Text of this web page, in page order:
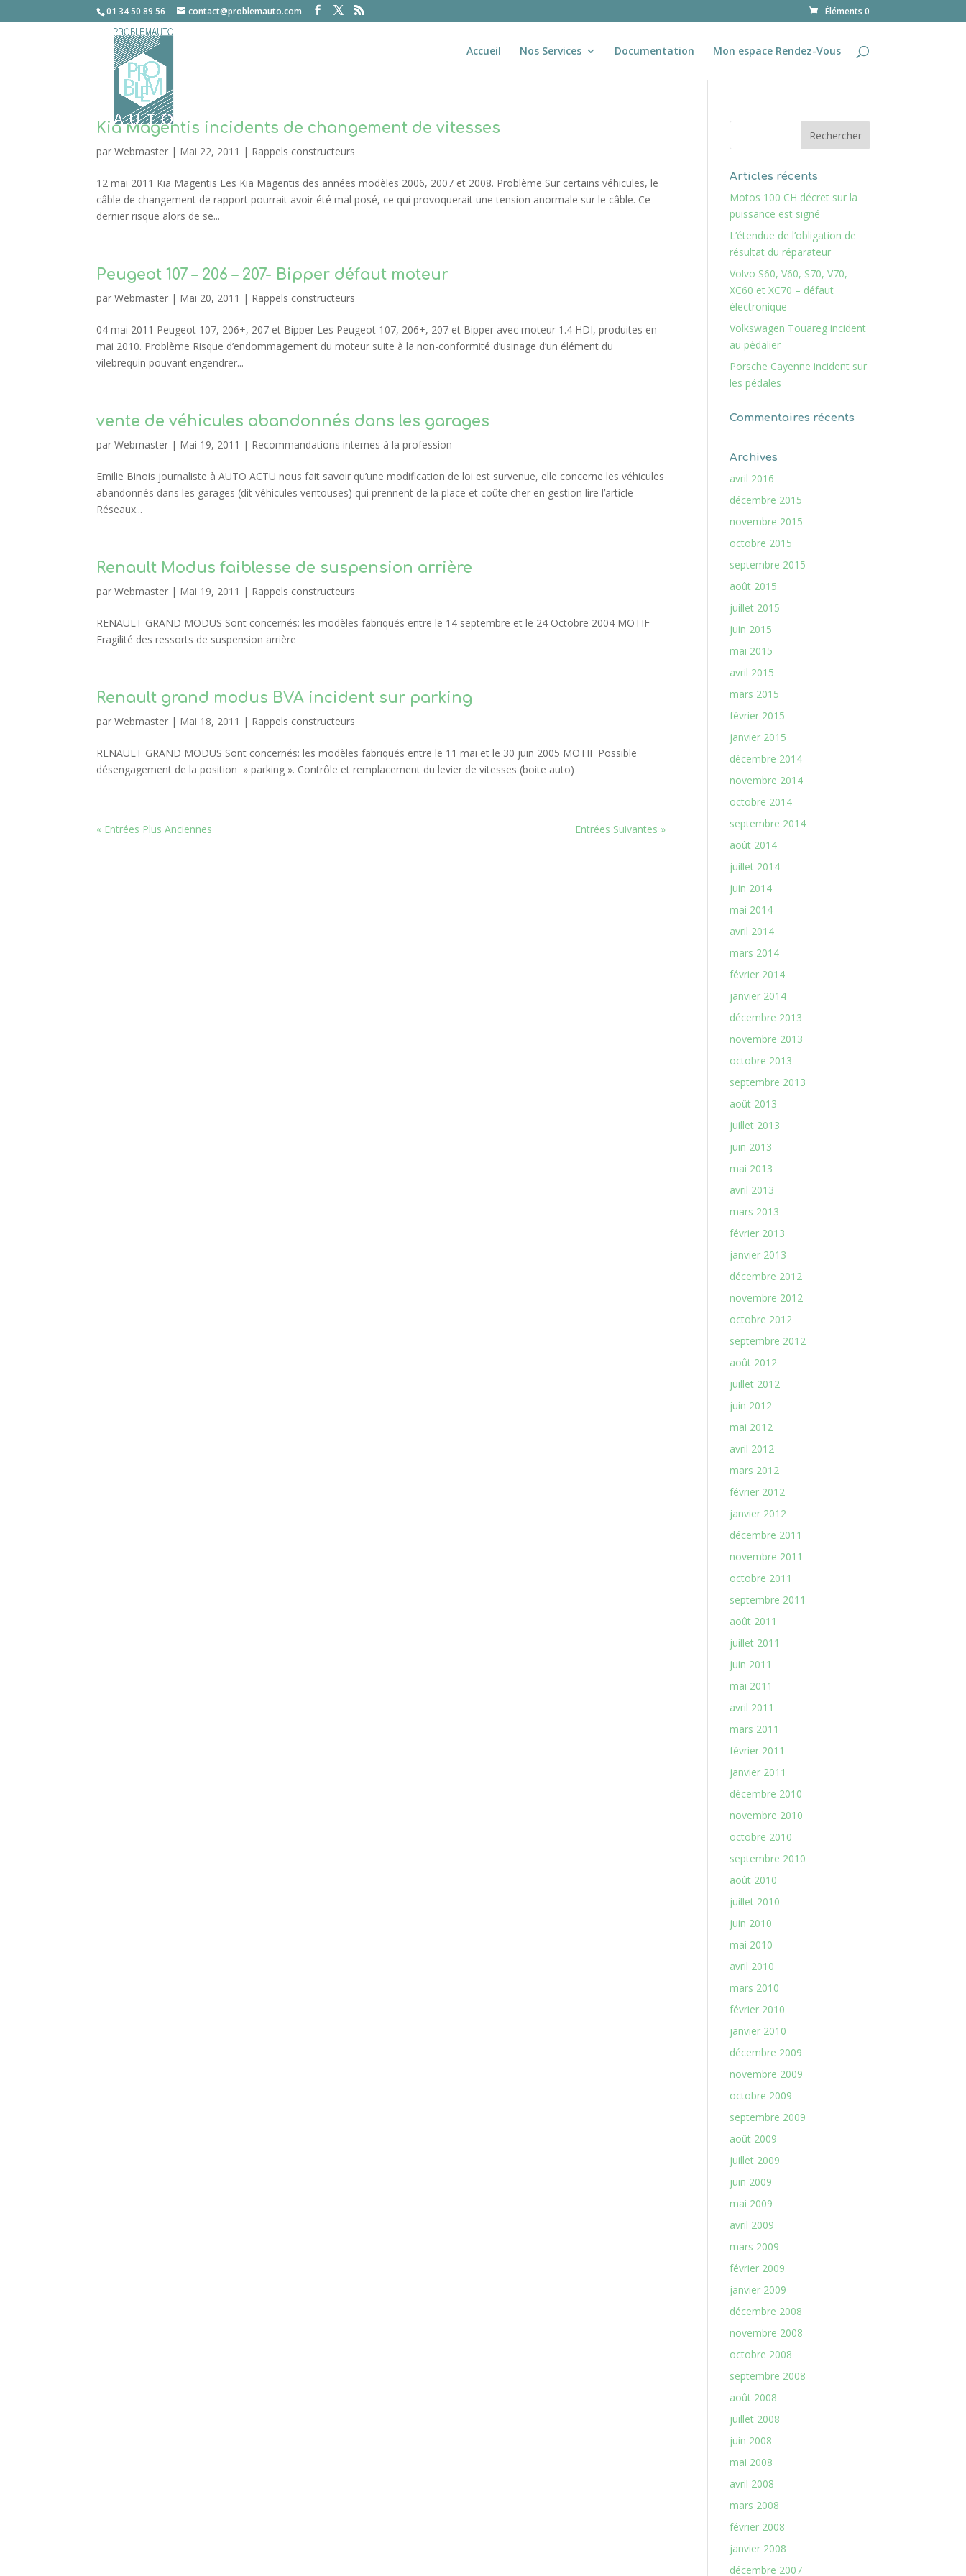
01 34 50 89 56 contact@problemauto.com Éléments 0
Accueil Nos Services Documentation Mon espace Rendez-Vous
Kia Magentis incidents de changement de vitesses
parWebmaster | Mai 22, 2011 | Rappels constructeurs
12 mai 2011 Kia Magentis Les Kia Magentis des années modèles 2006, 2007 et 2008. Problème Sur certains véhicules, le
câble de changement de rapport pourrait avoir été mal posé, ce qui provoquerait une tension anormale sur le câble. Ce
dernier risque alors de se...
Peugeot 107 – 206 – 207- Bipper défaut moteur
parWebmaster | Mai 20, 2011 | Rappels constructeurs
04 mai 2011 Peugeot 107, 206+, 207 et Bipper Les Peugeot 107, 206+, 207 et Bipper avec moteur 1.4 HDI, produites en
mai 2010. Problème Risque d’endommagement du moteur suite à la non-conformité d’usinage d’un élément du
vilebrequin pouvant engendrer...
vente de véhicules abandonnés dans les garages
parWebmaster | Mai 19, 2011 | Recommandations internes à la profession
Emilie Binois journaliste à AUTO ACTU nous fait savoir qu’une modification de loi est survenue, elle concerne les véhicules
abandonnés dans les garages (dit véhicules ventouses) qui prennent de la place et coûte cher en gestion lire l’article
Réseaux...
Renault Modus faiblesse de suspension arrière
parWebmaster | Mai 19, 2011 | Rappels constructeurs
RENAULT GRAND MODUS Sont concernés: les modèles fabriqués entre le 14 septembre et le 24 Octobre 2004 MOTIF
Fragilité des ressorts de suspension arrière
Renault grand modus BVA incident sur parking
parWebmaster | Mai 18, 2011 | Rappels constructeurs
RENAULT GRAND MODUS Sont concernés: les modèles fabriqués entre le 11 mai et le 30 juin 2005 MOTIF Possible
désengagement de la position » parking ». Contrôle et remplacement du levier de vitesses (boite auto)
« Entrées Plus Anciennes Entrées Suivantes »
Articles récents
Motos 100 CH décret sur la
puissance est signé
L’étendue de l’obligation de
résultat du réparateur
Volvo S60, V60, S70, V70,
XC60 et XC70 – défaut
électronique
Volkswagen Touareg incident
au pédalier
Porsche Cayenne incident sur
les pédales
Commentaires récents
Archives
avril 2016
décembre 2015
novembre 2015
octobre 2015
septembre 2015
août 2015
juillet 2015
juin 2015
mai 2015
avril 2015
mars 2015
février 2015
janvier 2015
décembre 2014
novembre 2014
octobre 2014
septembre 2014
août 2014
juillet 2014
juin 2014
mai 2014
avril 2014
mars 2014
février 2014
janvier 2014
décembre 2013
novembre 2013
octobre 2013
septembre 2013
août 2013
juillet 2013
juin 2013
mai 2013
avril 2013
mars 2013
février 2013
janvier 2013
décembre 2012
novembre 2012
octobre 2012
septembre 2012
août 2012
juillet 2012
juin 2012
mai 2012
avril 2012
mars 2012
février 2012
janvier 2012
décembre 2011
novembre 2011
octobre 2011
septembre 2011
août 2011
juillet 2011
juin 2011
mai 2011
avril 2011
mars 2011
février 2011
janvier 2011
décembre 2010
novembre 2010
octobre 2010
septembre 2010
août 2010
juillet 2010
juin 2010
mai 2010
avril 2010
mars 2010
février 2010
janvier 2010
décembre 2009
novembre 2009
octobre 2009
septembre 2009
août 2009
juillet 2009
juin 2009
mai 2009
avril 2009
mars 2009
février 2009
janvier 2009
décembre 2008
novembre 2008
octobre 2008
septembre 2008
août 2008
juillet 2008
juin 2008
mai 2008
avril 2008
mars 2008
février 2008
janvier 2008
décembre 2007